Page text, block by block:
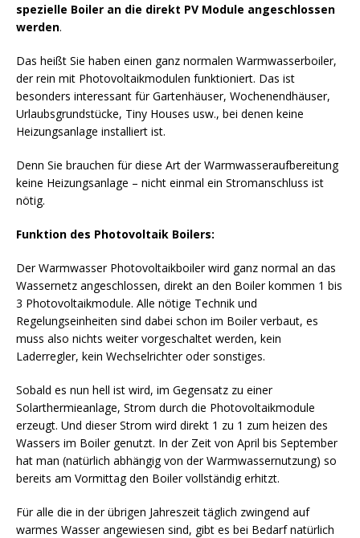
spezielle Boiler an die direkt PV Module angeschlossen
werden.
Das heißt Sie haben einen ganz normalen Warmwasserboiler,
der rein mit Photovoltaikmodulen funktioniert. Das ist
besonders interessant für Gartenhäuser, Wochenendhäuser,
Urlaubsgrundstücke, Tiny Houses usw., bei denen keine
Heizungsanlage installiert ist.
Denn Sie brauchen für diese Art der Warmwasseraufbereitung
keine Heizungsanlage – nicht einmal ein Stromanschluss ist
nötig.
Funktion des Photovoltaik Boilers:
Der Warmwasser Photovoltaikboiler wird ganz normal an das
Wassernetz angeschlossen, direkt an den Boiler kommen 1 bis
3 Photovoltaikmodule. Alle nötige Technik und
Regelungseinheiten sind dabei schon im Boiler verbaut, es
muss also nichts weiter vorgeschaltet werden, kein
Laderregler, kein Wechselrichter oder sonstiges.
Sobald es nun hell ist wird, im Gegensatz zu einer
Solarthermieanlage, Strom durch die Photovoltaikmodule
erzeugt. Und dieser Strom wird direkt 1 zu 1 zum heizen des
Wassers im Boiler genutzt. In der Zeit von April bis September
hat man (natürlich abhängig von der Warmwassernutzung) so
bereits am Vormittag den Boiler vollständig erhitzt.
Für alle die in der übrigen Jahreszeit täglich zwingend auf
warmes Wasser angewiesen sind, gibt es bei Bedarf natürlich